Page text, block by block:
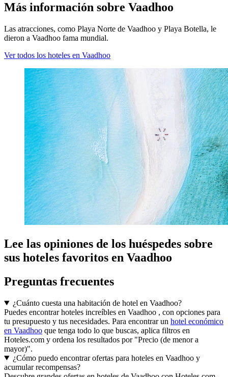
Más información sobre Vaadhoo
Las atracciones, como Playa Norte de Vaadhoo y Playa Botella, le
dieron a Vaadhoo fama mundial.
Ver todos los hoteles en Vaadhoo
Lee las opiniones de los huéspedes sobre
sus hoteles favoritos en Vaadhoo
Preguntas frecuentes
¿Cuánto cuesta una habitación de hotel en Vaadhoo?
Puedes encontrar hoteles increíbles en Vaadhoo , con opciones para
tu presupuesto y tus necesidades. Para encontrar un hotel económico
en Vaadhoo que tenga todo lo que buscas, aplica filtros en
Hoteles.com y ordena los resultados por "Precio (de menor a
mayor)".
¿Cómo puedo encontrar ofertas para hoteles en Vaadhoo y
acumular recompensas?